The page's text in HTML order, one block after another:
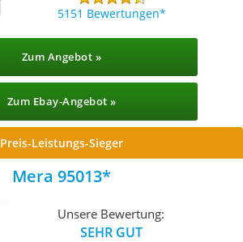
5151 Bewertungen
Zum Angebot »
Zum Ebay-Angebot »
Preis-Leistungs-Sieger
Mera 95013
Unsere Bewertung:
SEHR GUT